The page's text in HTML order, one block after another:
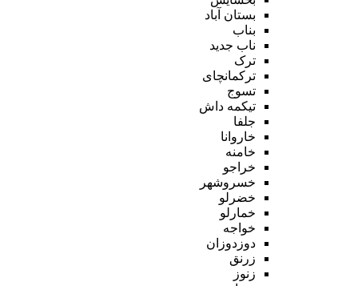
بستان آباد
بناب
ناب جدید
ترک
ترکمانچای
تسوج
تیکمه داش
جلفا
خاروانا
خامنه
خراجو
خسروشهر
خضرلو
خمارلو
خواجه
دوزدوزان
زرنق
زنوز